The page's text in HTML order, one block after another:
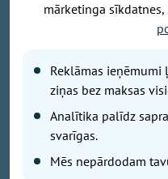
dienas sākumā
laiks, liecina sinoptiķu
No dienas vidus
mārketinga sīkdatnes,
Reklāmas
ziņas bez maksas
Analītika palīdz
svarīgas.
Mēs nepārdodam